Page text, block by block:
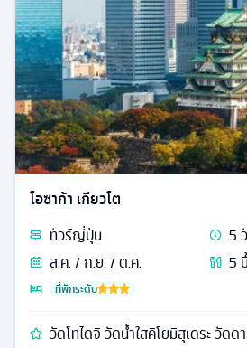
โอซาก้า เกียวโต
ทัวร์ญี่ปุ่น 5
ส.ค. / ก.ย. / ต.ค.
5
ที่พักระดับ
วัดโทไดจิ วัดน้ำใสคิโยมิสุเดระ วัดด